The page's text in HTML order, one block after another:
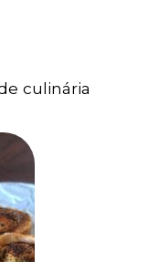
culinária